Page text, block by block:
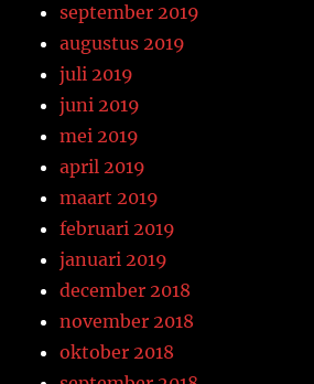
september 2019
augustus 2019
juli 2019
juni 2019
mei 2019
april 2019
maart 2019
februari 2019
januari 2019
december 2018
november 2018
oktober 2018